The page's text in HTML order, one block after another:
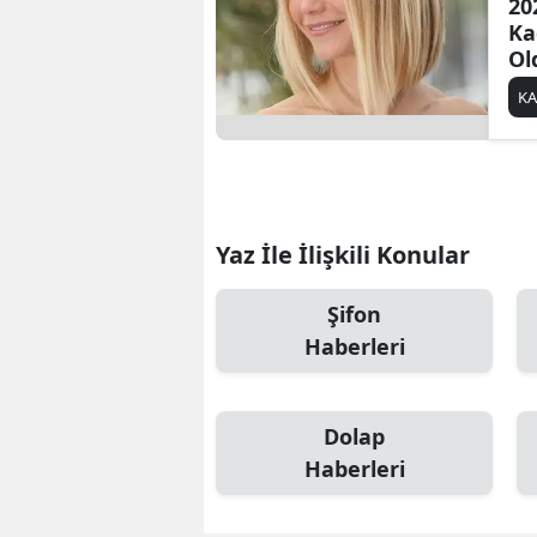
Yaz İle İlişkili Konular
Şifon
Haberleri
Dolap
Haberleri